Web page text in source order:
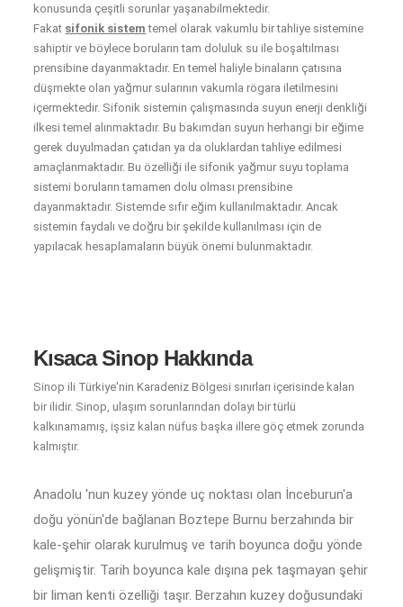
konusunda çeşitli sorunlar yaşanabilmektedir.
Fakat sifonik sistem temel olarak vakumlu bir tahliye sistemine
sahiptir ve böylece boruların tam doluluk su ile boşaltılması
prensibine dayanmaktadır. En temel haliyle binaların çatısına
düşmekte olan yağmur sularının vakumla rögara iletilmesini
içermektedir. Sifonik sistemin çalışmasında suyun enerji denkliği
ilkesi temel alınmaktadır. Bu bakımdan suyun herhangi bir eğime
gerek duyulmadan çatıdan ya da oluklardan tahliye edilmesi
amaçlanmaktadır. Bu özelliği ile sifonik yağmur suyu toplama
sistemi boruların tamamen dolu olması prensibine
dayanmaktadır. Sistemde sıfır eğim kullanılmaktadır. Ancak
sistemin faydalı ve doğru bir şekilde kullanılması için de
yapılacak hesaplamaların büyük önemi bulunmaktadır.
Kısaca Sinop Hakkında
Sinop ili Türkiye'nin Karadeniz Bölgesi sınırları içerisinde kalan
bir ilidir. Sinop, ulaşım sorunlarından dolayı bir türlü
kalkınamamış, işsiz kalan nüfus başka illere göç etmek zorunda
kalmıştır.
Anadolu 'nun kuzey yönde uç noktası olan İnceburun'a
doğu yönün'de bağlanan Boztepe Burnu berzahında bir
kale-şehir olarak kurulmuş ve tarih boyunca doğu yönde
gelişmiştir. Tarih boyunca kale dışına pek taşmayan şehir
bir liman kenti özelliği taşır. Berzahın kuzey doğusundaki